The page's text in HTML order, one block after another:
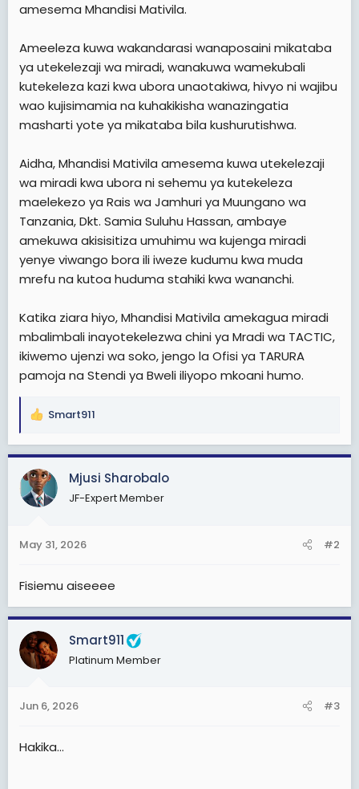
amesema Mhandisi Mativila.
Ameeleza kuwa wakandarasi wanaposaini mikataba
ya utekelezaji wa miradi, wanakuwa wamekubali
kutekeleza kazi kwa ubora unaotakiwa, hivyo ni wajibu
wao kujisimamia na kuhakikisha wanazingatia
masharti yote ya mikataba bila kushurutishwa.
Aidha, Mhandisi Mativila amesema kuwa utekelezaji
wa miradi kwa ubora ni sehemu ya kutekeleza
maelekezo ya Rais wa Jamhuri ya Muungano wa
Tanzania, Dkt. Samia Suluhu Hassan, ambaye
amekuwa akisisitiza umuhimu wa kujenga miradi
yenye viwango bora ili iweze kudumu kwa muda
mrefu na kutoa huduma stahiki kwa wananchi.
Katika ziara hiyo, Mhandisi Mativila amekagua miradi
mbalimbali inayotekelezwa chini ya Mradi wa TACTIC,
ikiwemo ujenzi wa soko, jengo la Ofisi ya TARURA
pamoja na Stendi ya Bweli iliyopo mkoani humo.
R
a
c
t
i
s
Smart911
Mjusi Sharobalo
JF-Expert Member
May 31, 2026 #2
Fisiemu aiseeee
Smart911
Platinum Member
Jun 6, 2026 #3
Hakika...